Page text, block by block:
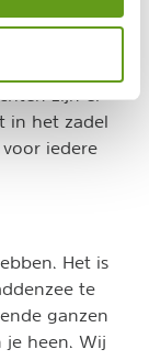
het
in het zadel
iedere
Het is
te
ganzen
je heen. Wij